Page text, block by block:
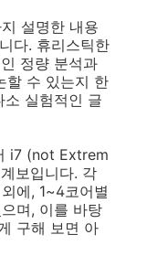
설명한 내용
다. 휴리스틱한
정량 분석과
할 수 있는지 한
소 실험적인 글
i7 (not Extrem
보입니다. 각
에, 1~4코어별
며, 이를 바탕
구해 보면 아